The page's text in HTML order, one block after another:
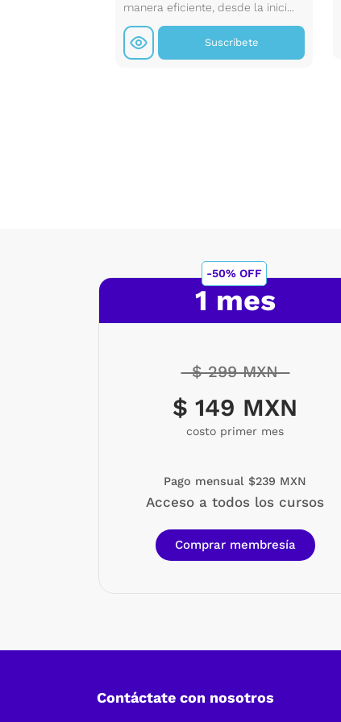
manera eficiente, desde la inici...
Suscríbete
1 mes
$ 299 MXN
$ 149 MXN
costo primer mes
Pago mensual $239 MXN
Acceso a todos los cursos
Comprar membresía
-50% OFF
Contáctate con nosotros